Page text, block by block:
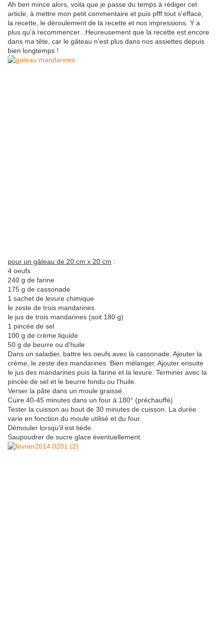
Ah ben mince alors, voila que je passe du temps à rédiger cet
article, à mettre mon petit commentaire et puis pfff tout s'efface,
la recette, le déroulement de la recette et nos impressions. Y a
plus qu'à recommencer...Heureusement que la recette est encore
dans ma tête, car le gâteau n'est plus dans nos assiettes depuis
bien longtemps !
pour un gâteau de 20 cm x 20 cm :
4 oeufs
240 g de farine
175 g de cassonade
1 sachet de levure chimique
le zeste de trois mandarines
le jus de trois mandarines (soit 180 g)
1 pincée de sel
100 g de crème liquide
50 g de beurre ou d'huile
Dans un saladier, battre les oeufs avec la cassonade. Ajouter la
crème, le zeste des mandarines. Bien mélanger. Ajouter ensuite
le jus des mandarines puis la farine et la levure. Terminer avec la
pincée de sel et le beurre fondu ou l'huile.
Verser la pâte dans un moule graissé.
Cuire 40-45 minutes dans un four à 180° (préchauffé)
Tester la cuisson au bout de 30 minutes de cuisson. La durée
varie en fonction du moule utilisé et du four.
Démouler lorsqu'il est tiède.
Saupoudrer de sucre glace éventuellement.